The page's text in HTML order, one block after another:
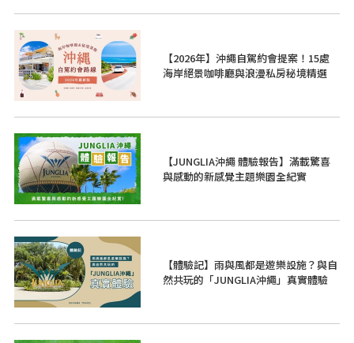
【2026年】沖繩自駕約會提案！15處
海岸絕景咖啡廳與浪漫私房秘境精選
【JUNGLIA沖繩 體驗報告】滿載驚喜
與感動的新感覺主題樂園全紀實
【體驗記】雨與風都是遊樂設施？與自
然共玩的「JUNGLIA沖繩」真實體驗